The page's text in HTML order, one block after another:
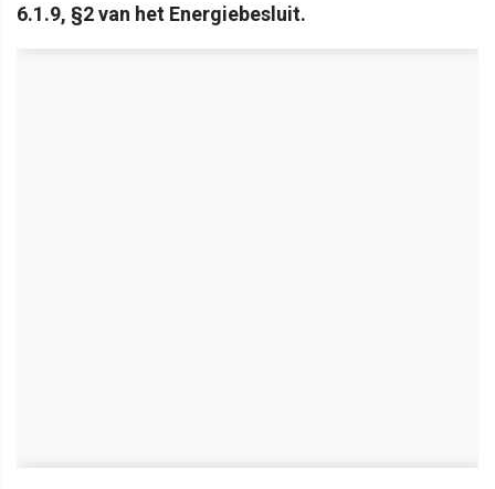
6.1.9, §2 van het Energiebesluit.